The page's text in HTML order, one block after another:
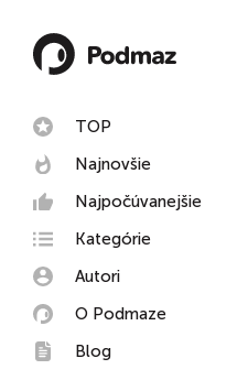
TOP
Najnovšie
Najpočúvanejšie
Kategórie
Autori
O Podmaze
Blog